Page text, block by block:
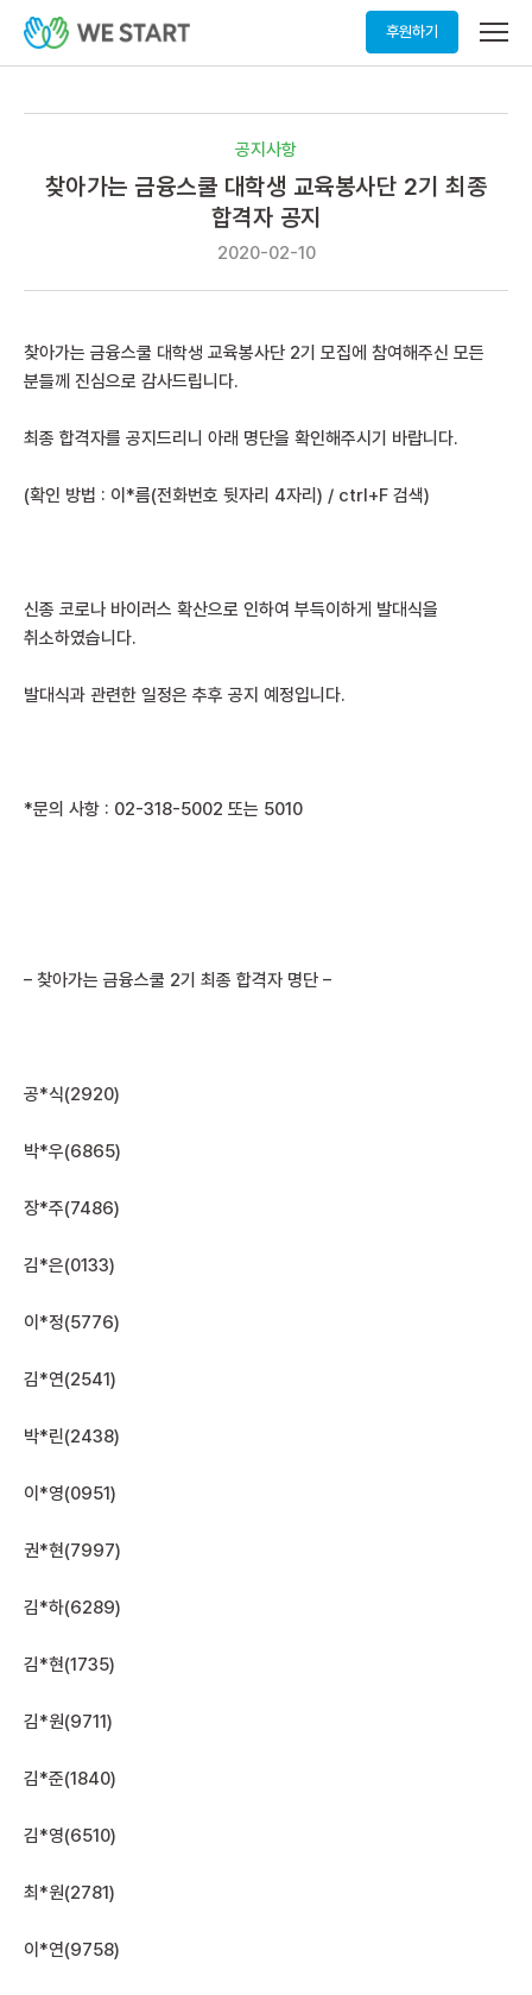
후원하기
메
열
공지사항
찾아가는 금융스쿨 대학생 교육봉사단 2기 최종
합격자 공지
2020-02-10
찾아가는 금융스쿨 대학생 교육봉사단 2기 모집에 참여해주신 모든
분들께 진심으로 감사드립니다.
최종 합격자를 공지드리니 아래 명단을 확인해주시기 바랍니다.
(확인 방법 : 이*름(전화번호 뒷자리 4자리) / ctrl+F 검색)
신종 코로나 바이러스 확산으로 인하여 부득이하게 발대식을
취소하였습니다.
발대식과 관련한 일정은 추후 공지 예정입니다.
*문의 사항 : 02-318-5002 또는 5010
– 찾아가는 금융스쿨 2기 최종 합격자 명단 –
공*식(2920)
박*우(6865)
장*주(7486)
김*은(0133)
이*정(5776)
김*연(2541)
박*린(2438)
이*영(0951)
권*현(7997)
김*하(6289)
김*현(1735)
김*원(9711)
김*준(1840)
김*영(6510)
최*원(2781)
이*연(9758)